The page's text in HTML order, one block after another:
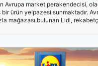
Avrupa market perakendecisi,
ürün yelpazesi sunmaktadır.
mağazası bulunan Lidl,